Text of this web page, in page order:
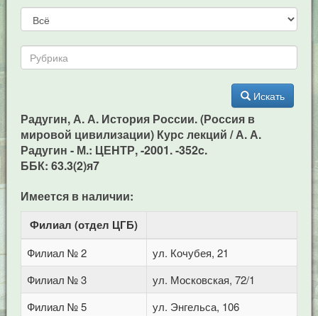
Искать
Радугин, А. А. История России. (Россия в
мировой цивилизации) Курс лекций / А. А.
Радугин - М.: ЦЕHТР, -2001. -352c.
ББК: 63.3(2)я7
Имеется в наличии:
Филиал (отдел ЦГБ)
Филиал № 2
ул. Кочубея, 21
Филиал № 3
ул. Московская, 72/1
Филиал № 5
ул. Энгельса, 106